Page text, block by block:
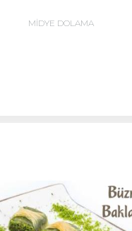
MİDYE DOLAMA